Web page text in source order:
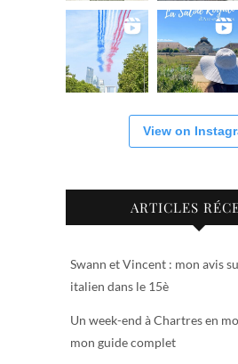
View on
ARTICLES
Swann et Vincent : mon avis
italien dans le 15è
Un week-end à Chartres en
mon guide complet